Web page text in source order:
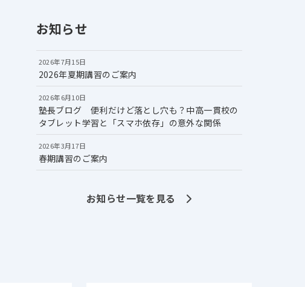
お知らせ
2026年7月15日
2026年夏期講習のご案内
2026年6月10日
塾長ブログ 便利だけど落とし穴も？中高一貫校の
タブレット学習と「スマホ依存」の意外な関係
2026年3月17日
春期講習のご案内
お知らせ一覧を見る